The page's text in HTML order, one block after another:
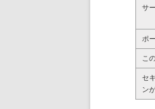
サ
ポ
こ
セ
ン